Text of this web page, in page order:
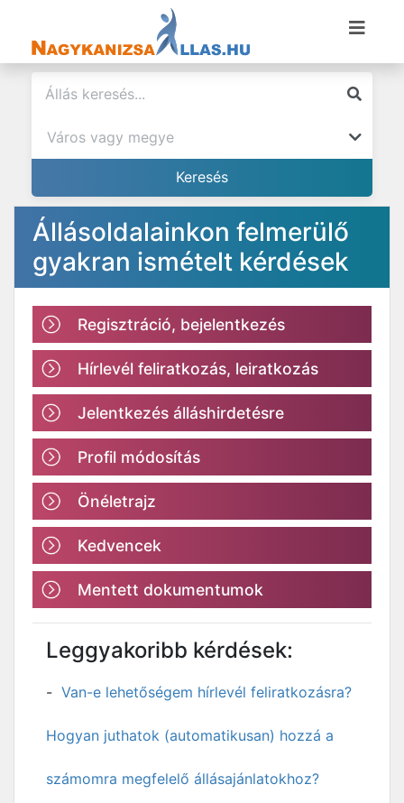
Állásoldalainkon felmerülő
gyakran ismételt kérdések
Regisztráció, bejelentkezés
Hírlevél feliratkozás, leiratkozás
Jelentkezés álláshirdetésre
Profil módosítás
Önéletrajz
Kedvencek
Mentett dokumentumok
Leggyakoribb kérdések:
Van-e lehetőségem hírlevél feliratkozásra?
Hogyan juthatok (automatikusan) hozzá a
számomra megfelelő állásajánlatokhoz?